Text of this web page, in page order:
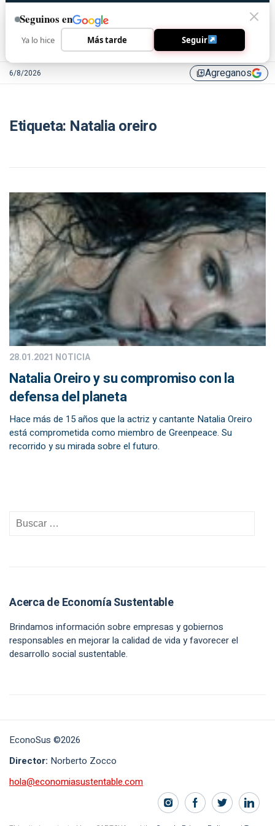
6/8/2026 library_addAgreganos
Etiqueta: Natalia oreiro
28.01.2021 NOTICIA
Natalia Oreiro y su compromiso con la
defensa del planeta
Hace más de 15 años que la actriz y cantante Natalia Oreiro
está comprometida como miembro de Greenpeace. Su
recorrido y su mirada sobre el futuro.
Acerca de Economía Sustentable
Brindamos información sobre empresas y gobiernos
responsables en mejorar la calidad de vida y favorecer el
desarrollo social sustentable.
EconoSus ©2026
Director: Norberto Zocco
hola@economiasustentable.com
Seguinos en
Ya lo hice Más tarde Seguir